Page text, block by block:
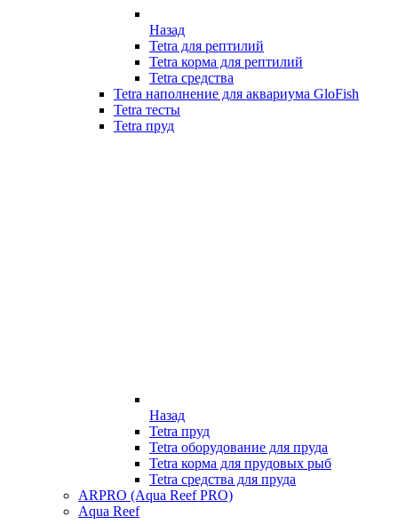
Назад
Tetra для рептилий
Tetra корма для рептилий
Tetra средства
Tetra наполнение для аквариума GloFish
Tetra тесты
Tetra пруд
Назад
Tetra пруд
Tetra оборудование для пруда
Tetra корма для прудовых рыб
Tetra средства для пруда
ARPRO (Aqua Reef PRO)
Aqua Reef